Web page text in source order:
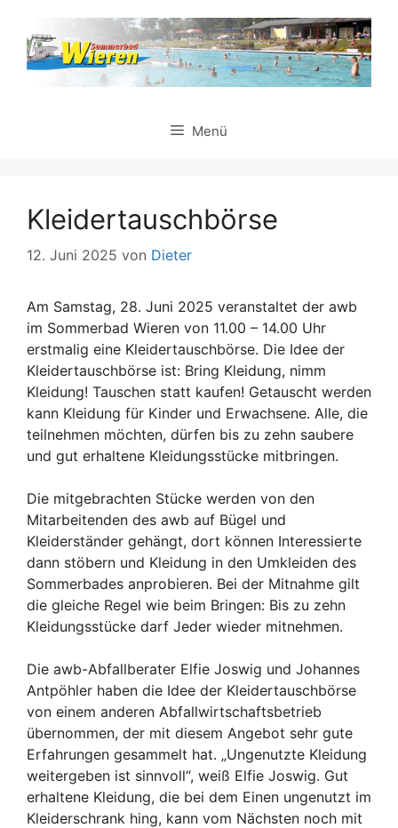
Inhalt
springen
Menü
Kleidertauschbörse
12. Juni 2025 von Dieter
Am Samstag, 28. Juni 2025 veranstaltet der awb
im Sommerbad Wieren von 11.00 – 14.00 Uhr
erstmalig eine Kleidertauschbörse. Die Idee der
Kleidertauschbörse ist: Bring Kleidung, nimm
Kleidung! Tauschen statt kaufen! Getauscht werden
kann Kleidung für Kinder und Erwachsene. Alle, die
teilnehmen möchten, dürfen bis zu zehn saubere
und gut erhaltene Kleidungsstücke mitbringen.
Die mitgebrachten Stücke werden von den
Mitarbeitenden des awb auf Bügel und
Kleiderständer gehängt, dort können Interessierte
dann stöbern und Kleidung in den Umkleiden des
Sommerbades anprobieren. Bei der Mitnahme gilt
die gleiche Regel wie beim Bringen: Bis zu zehn
Kleidungsstücke darf Jeder wieder mitnehmen.
Die awb-Abfallberater Elfie Joswig und Johannes
Antpöhler haben die Idee der Kleidertauschbörse
von einem anderen Abfallwirtschaftsbetrieb
übernommen, der mit diesem Angebot sehr gute
Erfahrungen gesammelt hat. „Ungenutzte Kleidung
weitergeben ist sinnvoll“, weiß Elfie Joswig. Gut
erhaltene Kleidung, die bei dem Einen ungenutzt im
Kleiderschrank hing, kann vom Nächsten noch mit